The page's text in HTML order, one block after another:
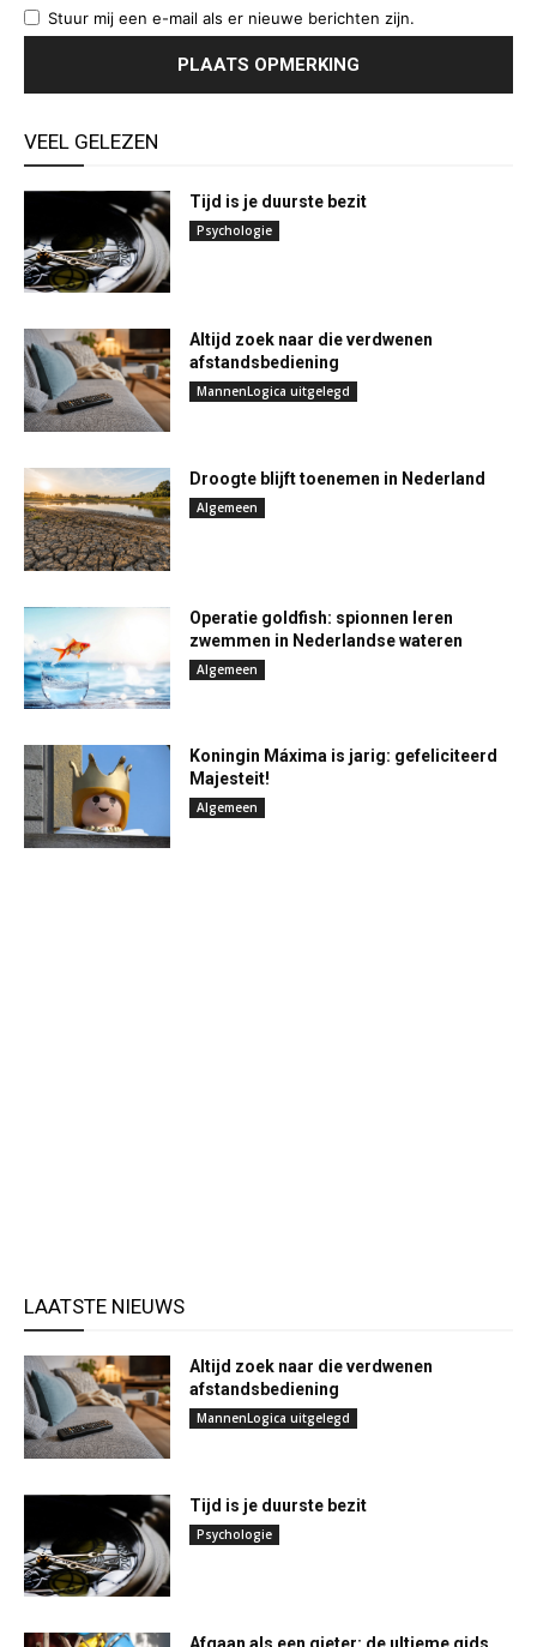
Stuur mij een e-mail als er nieuwe berichten zijn.
VEEL GELEZEN
Tijd is je duurste bezit
Psychologie
Altijd zoek naar die verdwenen
afstandsbediening
MannenLogica uitgelegd
Droogte blijft toenemen in Nederland
Algemeen
Operatie goldfish: spionnen leren
zwemmen in Nederlandse wateren
Algemeen
Koningin Máxima is jarig: gefeliciteerd
Majesteit!
Algemeen
LAATSTE NIEUWS
Altijd zoek naar die verdwenen
afstandsbediening
MannenLogica uitgelegd
Tijd is je duurste bezit
Psychologie